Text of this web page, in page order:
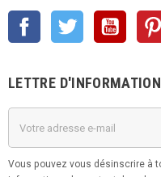
Facebook Twitter YouTube
LETTRE
Vous pouvez vous désinscrire à